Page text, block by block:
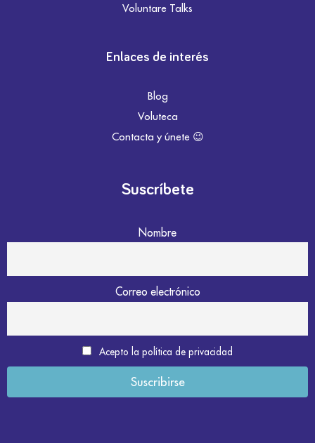
Voluntare Talks
Enlaces de interés
Blog
Voluteca
Contacta y únete 😉
Suscríbete
Nombre
Correo electrónico
Acepto la política de privacidad